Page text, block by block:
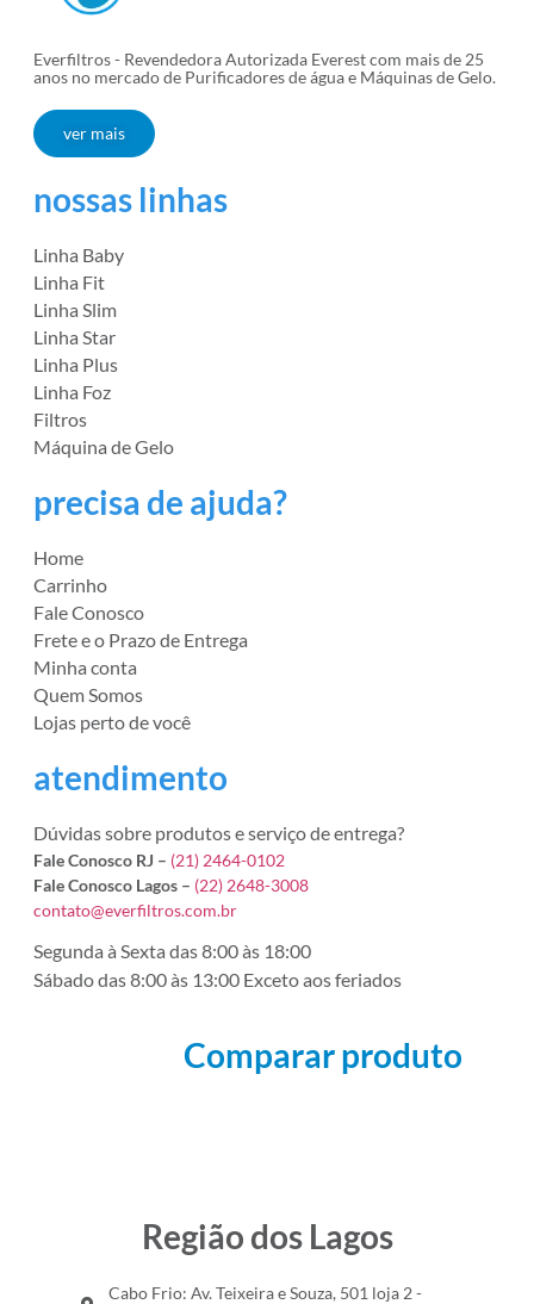
Everfiltros - Revendedora Autorizada Everest com mais de 25
anos no mercado de Purificadores de água e Máquinas de Gelo.
ver mais
nossas linhas
Linha Baby
Linha Fit
Linha Slim
Linha Star
Linha Plus
Linha Foz
Filtros
Máquina de Gelo
precisa de ajuda?
Home
Carrinho
Fale Conosco
Frete e o Prazo de Entrega
Minha conta
Quem Somos
Lojas perto de você
atendimento
Dúvidas sobre produtos e serviço de entrega?
Fale Conosco RJ – (21) 2464-0102
Fale Conosco Lagos – (22) 2648-3008
contato@everfiltros.com.br
Segunda à Sexta das 8:00 às 18:00
Sábado das 8:00 às 13:00 Exceto aos feriados
Comparar produto
Região dos Lagos
Cabo Frio: Av. Teixeira e Souza, 501 loja 2 -